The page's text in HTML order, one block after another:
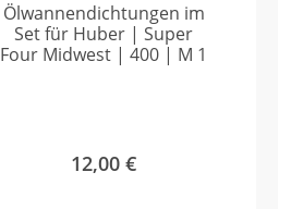
Ölwannendichtungen im
Set für Huber | Super
Four Midwest | 400 | M 1
12,00 €